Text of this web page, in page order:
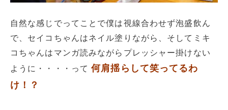
自然な感じでってことで僕は視線合わせず泡盛飲ん
で、セイコちゃんはネイル塗りながら、そしてミキ
コちゃんはマンガ読みながらプレッシャー掛けない
ように・・・・って何肩揺らして笑ってるわ
け！？